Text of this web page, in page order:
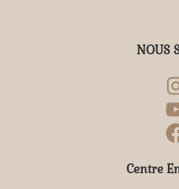
NOUS
Instagram
YouTube
Facebook
Centre